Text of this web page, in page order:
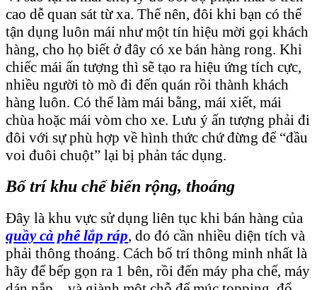
cao dễ quan sát từ xa. Thế nên, đôi khi bạn có thể
tận dụng luôn mái như một tín hiệu mời gọi khách
hàng, cho họ biết ở đây có xe bán hàng rong. Khi
chiếc mái ấn tượng thì sẽ tạo ra hiệu ứng tích cực,
nhiều người tò mò đi đến quán rồi thành khách
hàng luôn. Có thể làm mái bằng, mái xiết, mái
chùa hoặc mái vòm cho xe. Lưu ý ấn tượng phải đi
đôi với sự phù hợp về hình thức chứ đừng để “đầu
voi đuôi chuột” lại bị phản tác dụng.
Bố trí khu chế biến rộng, thoáng
Đây là khu vực sử dụng liên tục khi bán hàng của
quầy cà phê lắp ráp, do đó cần nhiều diện tích và
phải thông thoáng. Cách bố trí thông minh nhất là
hãy để bếp gọn ra 1 bên, rồi đến máy pha chế, máy